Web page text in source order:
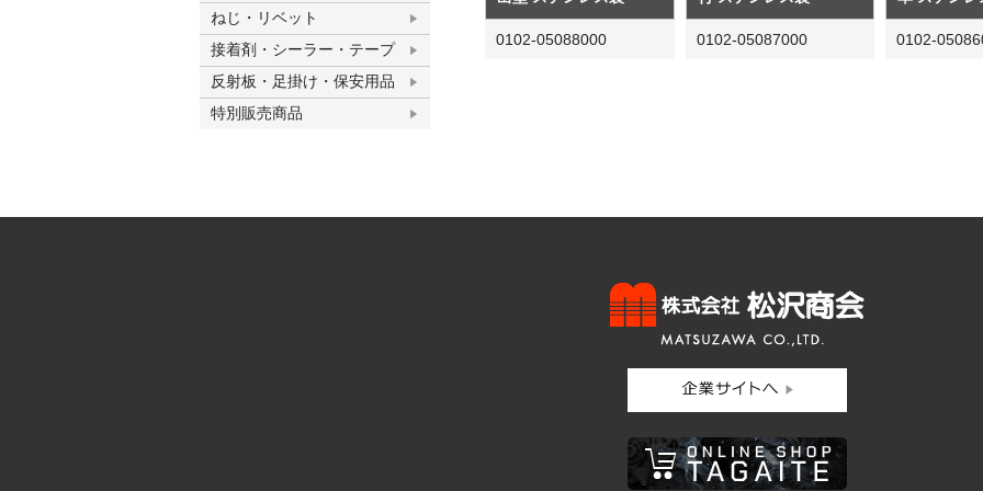
ねじ・リベット
接着剤・シーラー・テープ
反射板・足掛け・保安用品
特別販売商品
0102-05088000 0102-05087000 0102-